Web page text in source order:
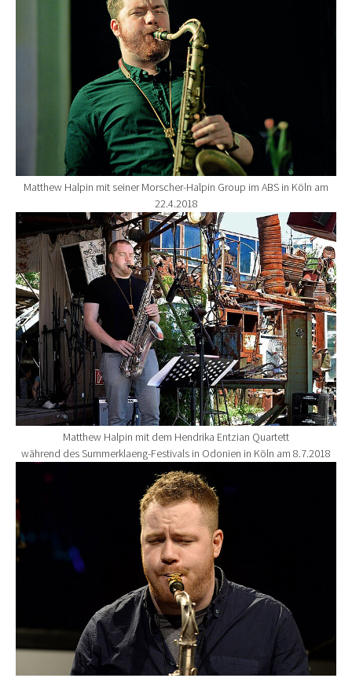
Matthew Halpin mit seiner Morscher-Halpin Group im ABS in Köln am
22.4.2018
Show larger version for:
Matthew Halpin mit dem Hendrika Entzian Quartett
während des Summerklaeng-Festivals in Odonien in Köln am 8.7.2018